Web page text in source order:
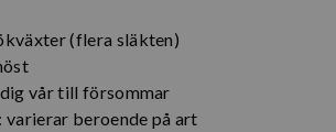
(flera släkten)
vår till försommar
varierar beroende på art